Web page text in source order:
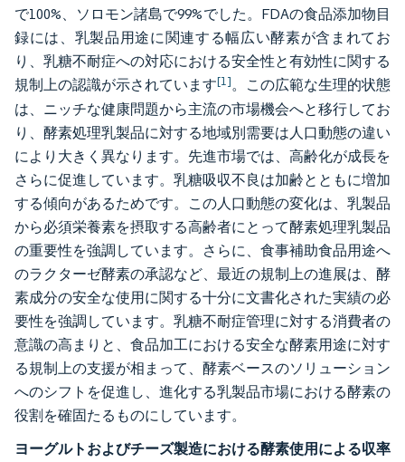
で100%、ソロモン諸島で99%でした。FDAの食品添加物目
録には、乳製品用途に関連する幅広い酵素が含まれてお
り、乳糖不耐症への対応における安全性と有効性に関する
規制上の認識が示されています[1]。この広範な生理的状態
は、ニッチな健康問題から主流の市場機会へと移行してお
り、酵素処理乳製品に対する地域別需要は人口動態の違い
により大きく異なります。先進市場では、高齢化が成長を
さらに促進しています。乳糖吸収不良は加齢とともに増加
する傾向があるためです。この人口動態の変化は、乳製品
から必須栄養素を摂取する高齢者にとって酵素処理乳製品
の重要性を強調しています。さらに、食事補助食品用途へ
のラクターゼ酵素の承認など、最近の規制上の進展は、酵
素成分の安全な使用に関する十分に文書化された実績の必
要性を強調しています。乳糖不耐症管理に対する消費者の
意識の高まりと、食品加工における安全な酵素用途に対す
る規制上の支援が相まって、酵素ベースのソリューション
へのシフトを促進し、進化する乳製品市場における酵素の
役割を確固たるものにしています。
ヨーグルトおよびチーズ製造における酵素使用による収率